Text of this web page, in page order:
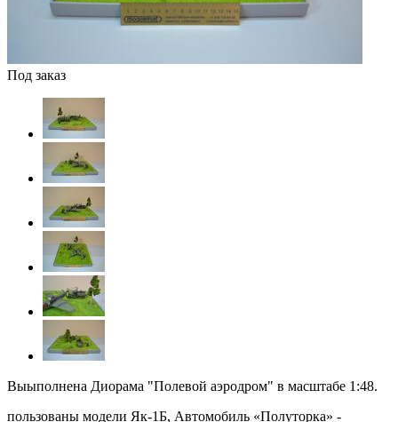
Под заказ
Выыполнена Диорама "Полевой аэродром" в масштабе 1:48.
пользованы модели Як-1Б, Автомобиль «Полуторка» -